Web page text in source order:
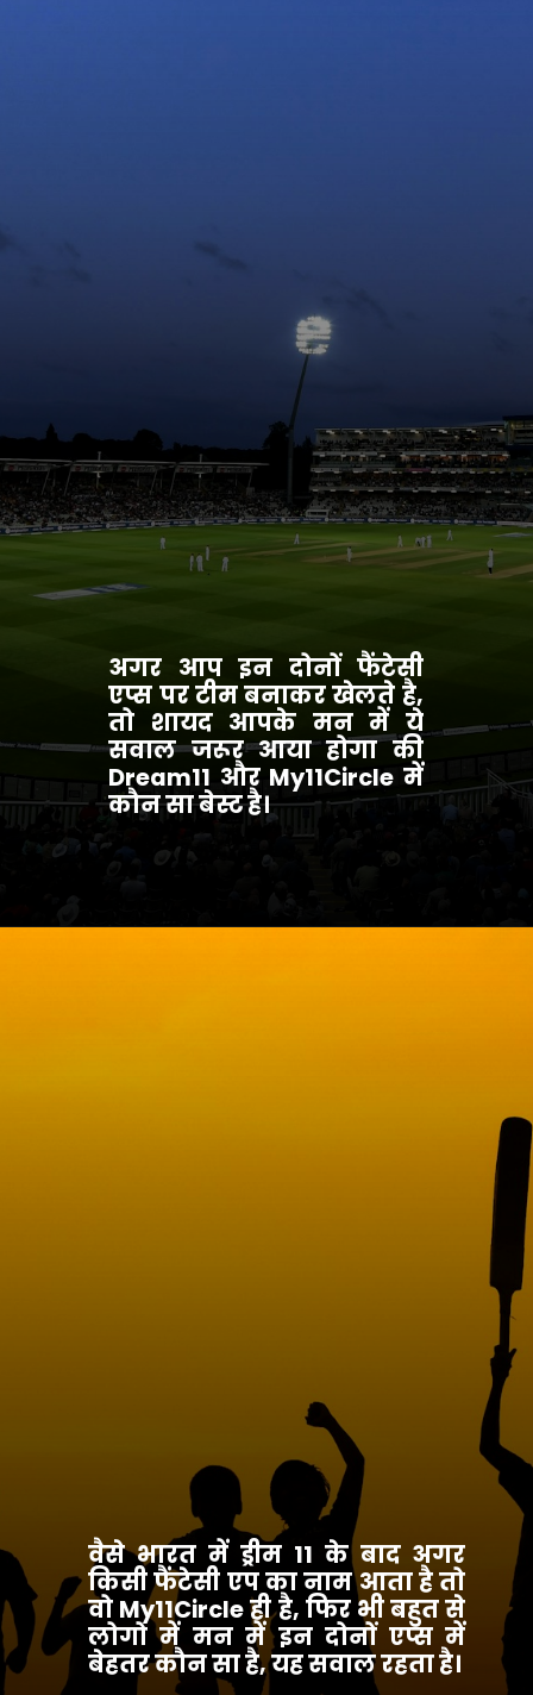
अगर आप इन दोनों फैंटेसी
एप्स पर टीम बनाकर खेलते है,
तो शायद आपके मन में ये
सवाल जरूर आया होगा की
Dream11 और My11Circle में
कौन सा बेस्ट है।
वैसे भारत में ड्रीम 11 के बाद अगर
किसी फैंटेसी एप का नाम आता है तो
वो My11Circle ही है, फिर भी बहुत से
लोगो में मन में इन दोनों एप्स में
बेहतर कौन सा है, यह सवाल रहता है।